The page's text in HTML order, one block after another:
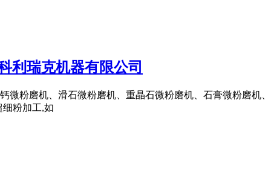
利瑞克机器有限公司
微粉磨机、滑石微粉磨机、重晶石微粉磨机、石膏微粉磨机
粉加工,如